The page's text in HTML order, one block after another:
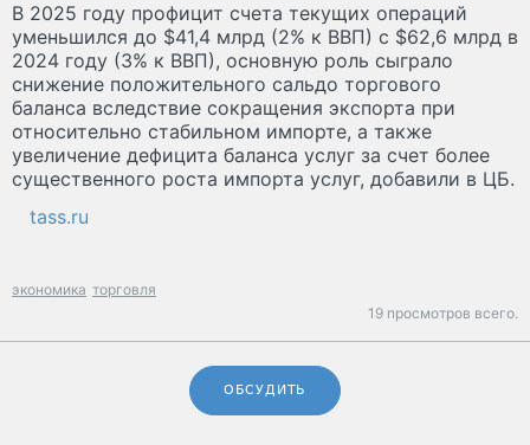
В 2025 году профицит счета текущих операций
уменьшился до $41,4 млрд (2% к ВВП) с $62,6 млрд в
2024 году (3% к ВВП), основную роль сыграло
снижение положительного сальдо торгового
баланса вследствие сокращения экспорта при
относительно стабильном импорте, а также
увеличение дефицита баланса услуг за счет более
существенного роста импорта услуг, добавили в ЦБ.
tass.ru
экономика торговля
19 просмотров всего.
ОБСУДИТЬ